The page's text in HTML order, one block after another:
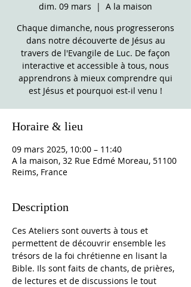
dim. 09 mars
  |
A la maison
Chaque dimanche, nous progresserons
dans notre découverte de Jésus au
travers de l'Evangile de Luc. De façon
interactive et accessible à tous, nous
apprendrons à mieux comprendre qui
est Jésus et pourquoi est-il venu !
Horaire & lieu
09 mars 2025, 10:00 – 11:40
A la maison, 32 Rue Edmé Moreau, 51100
Reims, France
Description
Ces Ateliers sont ouverts à tous et
permettent de découvrir ensemble les
trésors de la foi chrétienne en lisant la
Bible. Ils sont faits de chants, de prières,
de lectures et de discussions le tout